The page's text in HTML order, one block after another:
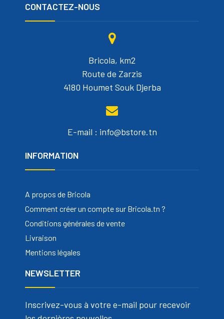
CONTACTEZ-NOUS
Bricola, km2
Route de Zarzis
4180 Houmet Souk Djerba
E-mail : info@bstore.tn
INFORMATION
A propos de Bricola
Comment créer un compte sur Bricola.tn ?
Conditions générales de vente
Livraison
Mentions légales
NEWSLETTER
Inscrivez-vous à votre e-mail pour recevoir